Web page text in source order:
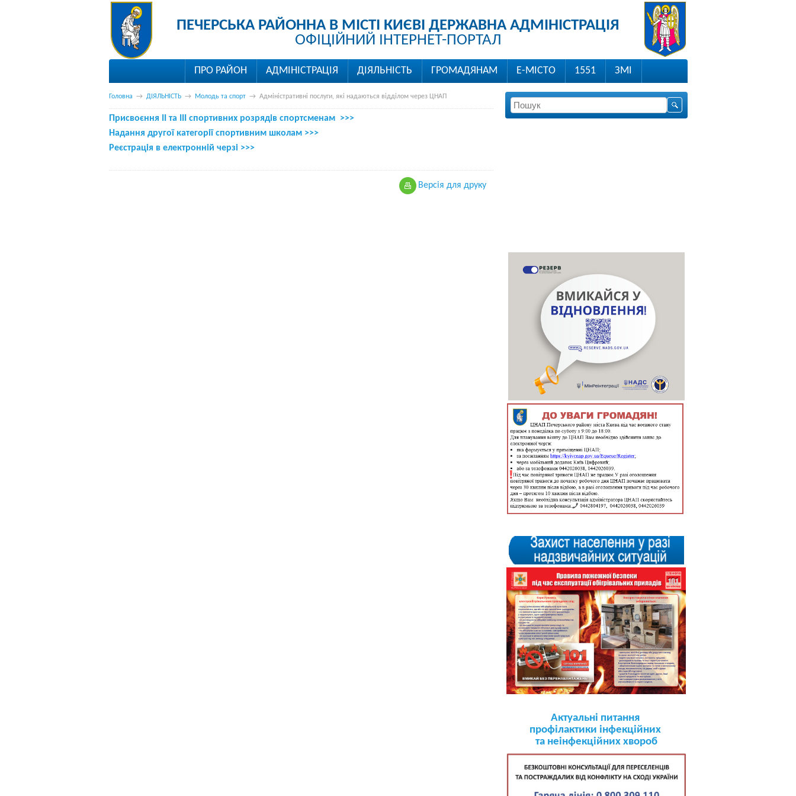
ПЕЧЕРСЬКА РАЙОННА В МІСТІ КИЄВІ ДЕРЖАВНА АДМІНІСТРАЦІЯ
ОФІЦІЙНИЙ ІНТЕРНЕТ-ПОРТАЛ
ПРО РАЙОН АДМІНІСТРАЦІЯ ДІЯЛЬНІСТЬ ГРОМАДЯНАМ Е-МІСТО 1551 ЗМІ
Головна → ДІЯЛЬНІСТЬ→ Молодь та спорт→ Адміністративні послуги, які надаються відділом через ЦНАП
Присвоєння ІІ та ІІІ спортивних розрядів спортсменам >>>
Надання другої категорії спортивним школам >>>
Реєстрація в електронній черзі >>>
Версiя для друку
Актуальні питання
профілактики інфекційних
та неінфекційних хвороб